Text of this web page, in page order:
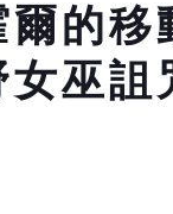
的移
巫詛